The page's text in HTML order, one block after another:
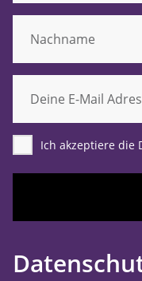
Ich akzeptiere die